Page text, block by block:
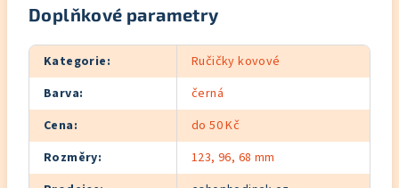
Doplňkové parametry
Kategorie:
Ručičky kovové
Barva:
černá
Cena:
do 50 Kč
Rozměry:
123, 96, 68 mm